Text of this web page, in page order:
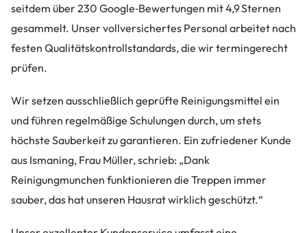
seitdem über 230 Google‑Bewertungen mit 4,9 Sternen
gesammelt. Unser vollversichertes Personal arbeitet nach
festen Qualitätskontrollstandards, die wir termingerecht
prüfen.
Wir setzen ausschließlich geprüfte Reinigungsmittel ein
und führen regelmäßige Schulungen durch, um stets
höchste Sauberkeit zu garantieren. Ein zufriedener Kunde
aus Ismaning, Frau Müller, schrieb: „Dank
Reinigungmunchen funktionieren die Treppen immer
sauber, das hat unseren Hausrat wirklich geschützt.“